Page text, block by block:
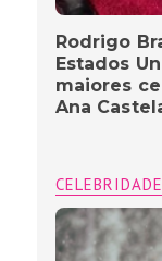
Rodrigo
Estados
maiores
Ana